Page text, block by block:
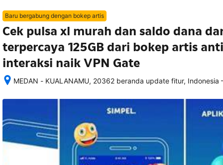
Baru bergabung dengan bokep artis
Cek pulsa xl murah dan saldo dana
terpercaya 125GB dari bokep artis
interaksi naik VPN Gate
MEDAN - KUALANAMU, 20362 beranda update fitur, Indonesia
memesan,
rincian
akomodasi
termasuk